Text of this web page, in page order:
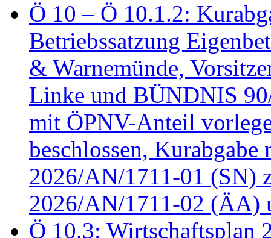
Ö 10 – Ö 10.1.2:
Betriebssatzung
& Warnemünde,
Linke und BÜNDNIS
mit ÖPNV-Anteil
beschlossen,
2026/AN/1711-01 (SN)
2026/AN/1711-02 (ÄA)
Ö 10.3: Wirtschaftsplan